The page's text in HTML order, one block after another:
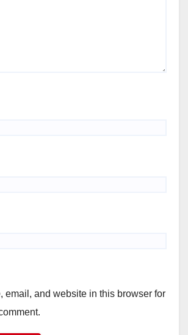
email, and website in this browser for